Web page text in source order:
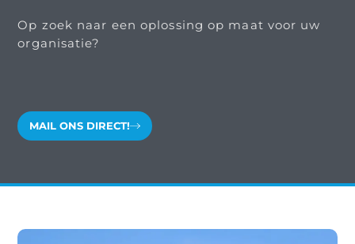
Op zoek naar een oplossing op maat voor uw
organisatie?
MAIL ONS DIRECT!